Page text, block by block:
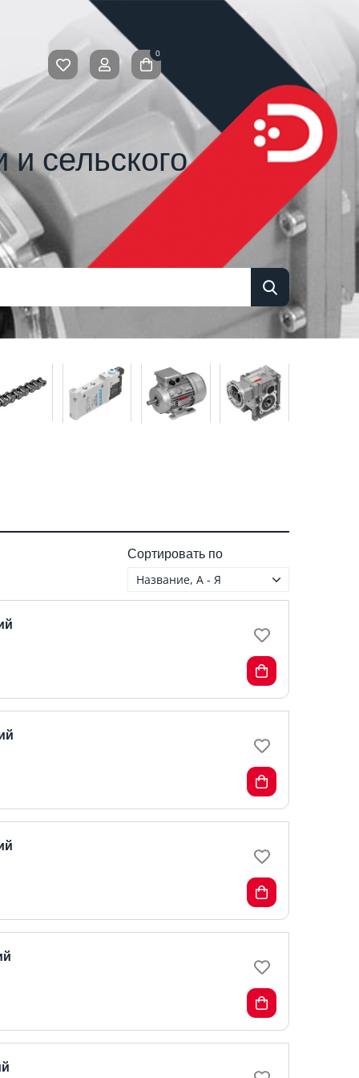
0
сельского
Сортировать по
Название, А - Я